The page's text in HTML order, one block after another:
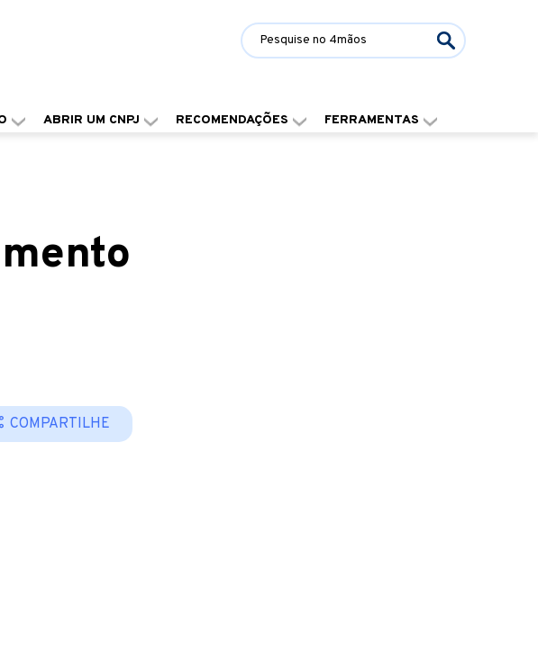
ABRIR UM CNPJ RECOMENDAÇÕES FERRAMENTAS
COMPARTILHE